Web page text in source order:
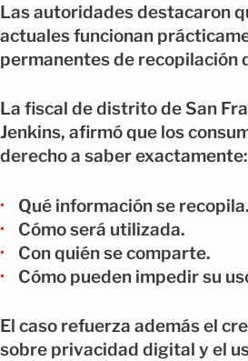
Las autoridades destacaron
actuales funcionan
permanentes de recopilación
La fiscal de distrito de San
Jenkins, afirmó que los
derecho a saber exactamente:
Qué información se recopila.
Cómo será utilizada.
Con quién se comparte.
Cómo pueden impedir su
El caso refuerza además el
sobre privacidad digital y el